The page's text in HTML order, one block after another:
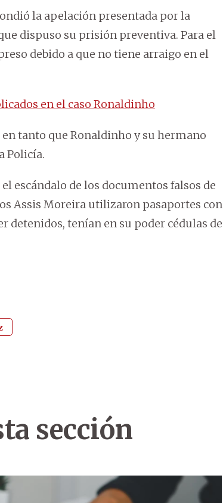
la apelación presentada por la
dispuso su prisión preventiva. Para el
debido a que no tiene arraigo en el
en el caso Ronaldinho
tanto que Ronaldinho y su hermano
Policía.
escándalo de los documentos falsos de
Assis Moreira utilizaron pasaportes con
detenidos, tenían en su poder cédulas de
sección